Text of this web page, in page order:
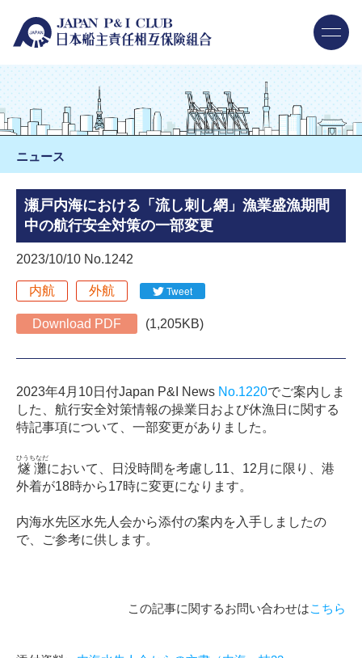
ニュース
瀬戸内海における「流し刺し網」漁業盛漁期間
中の航行安全対策の一部変更
2023/10/10 No.1242
内航 外航 Tweet
Download PDF (1,205KB)
2023年4月10日付Japan P&I News No.1220でご案内しま
した、航行安全対策情報の操業日および休漁日に関する
特記事項について、一部変更がありました。
燧灘
ひうちなだ
において、日没時間を考慮し11、12月に限り、港
外着が18時から17時に変更になります。
内海水先区水先人会から添付の案内を入手しましたの
で、ご参考に供します。
この記事に関するお問い合わせはこちら